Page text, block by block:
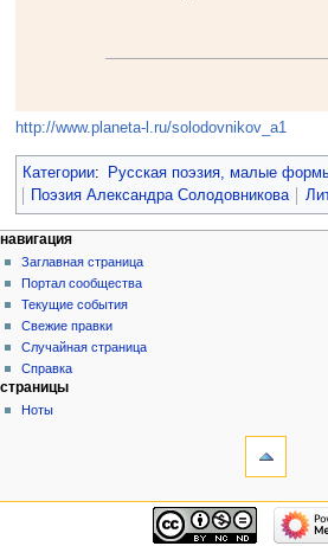
http://www.planeta-l.ru/solodovnikov_a1
Категории:
Русская поэзия, малые
Поэзия Александра Солодовникова
навигация
Заглавная страница
Портал сообщества
Текущие события
Свежие правки
Случайная страница
Справка
страницы
Ноты